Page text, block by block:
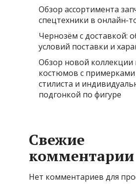
Обзор ассортимента
спецтехники в онлайн-
Чернозём с доставкой:
условий поставки и
Обзор новой коллекции
костюмов с примерками
стилиста и
подгонкой по фигуре
Свежие
комментарии
Нет комментариев для